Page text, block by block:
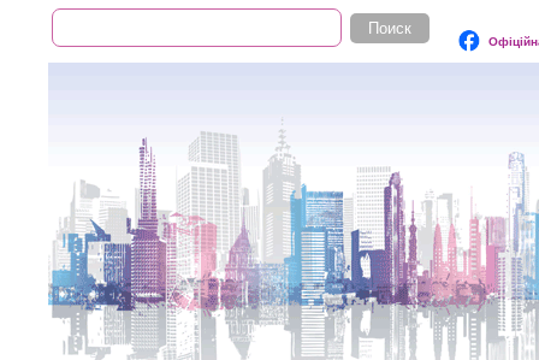
Форма поиска
Поиск